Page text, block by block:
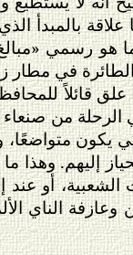
بالمبدأ
هو رسمي
الطائرة في مطار
قائلاً
الرحلة من
يكون متواضعًا،
إليهم. وهذا ما
أو عند
الناي